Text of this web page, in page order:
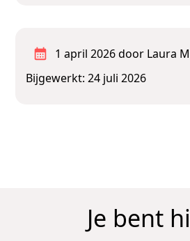
1 april 2026door Laura
Bijgewerkt: 24 juli 2026
Je bent